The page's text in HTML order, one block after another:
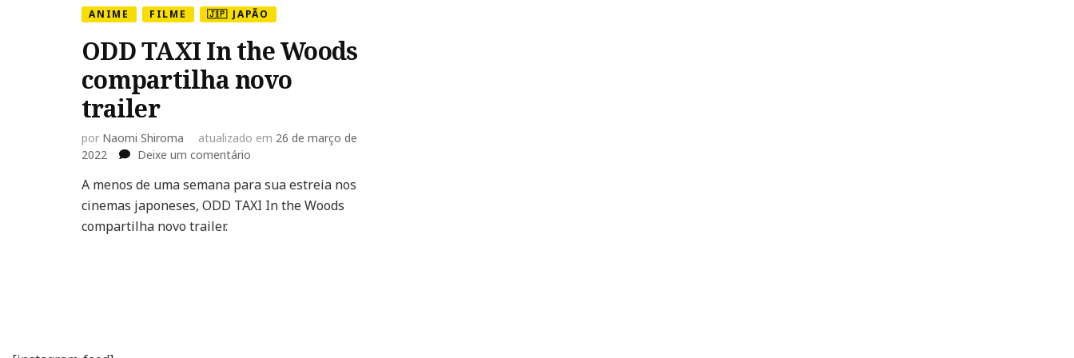
ANIME FILME 🇯🇵 JAPÃO
ODD TAXI In the Woods
compartilha novo
trailer
por Naomi Shiroma atualizado em 26 de março de
2022
Deixe um comentário
TAXI
In
A menos de uma semana para sua estreia nos
cinemas japoneses, ODD TAXI In the Woods
compartilha novo trailer.